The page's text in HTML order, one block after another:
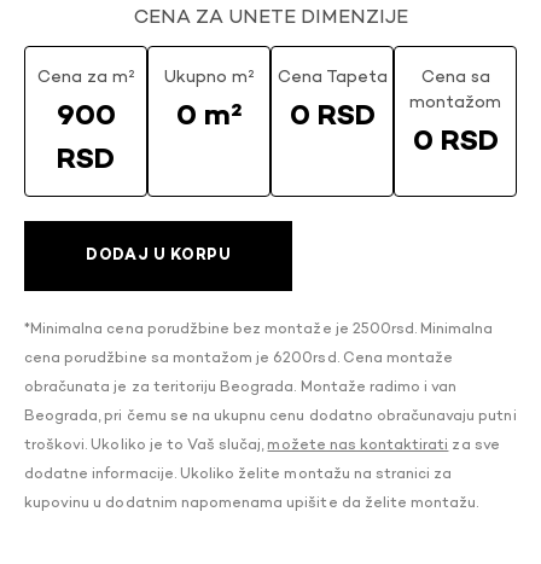
CENA ZA UNETE DIMENZIJE
Cena za m²
900
RSD
Ukupno m²
0 m²
Cena Tapeta
0 RSD
Cena sa
montažom
0 RSD
DODAJ U KORPU
*Minimalna cena porudžbine bez montaže je 2500rsd. Minimalna
cena porudžbine sa montažom je 6200rsd. Cena montaže
obračunata je za teritoriju Beograda. Montaže radimo i van
Beograda, pri čemu se na ukupnu cenu dodatno obračunavaju putni
troškovi. Ukoliko je to Vaš slučaj, možete nas kontaktirati za sve
dodatne informacije. Ukoliko želite montažu na stranici za
kupovinu u dodatnim napomenama upišite da želite montažu.